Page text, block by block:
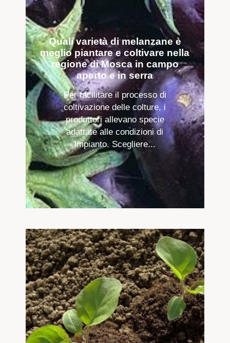
Quali varietà di melanzane è
meglio piantare e coltivare nella
regione di Mosca in campo
aperto e in serra
Per facilitare il processo di
coltivazione delle colture, i
produttori allevano specie
adattate alle condizioni di
impianto. Scegliere...